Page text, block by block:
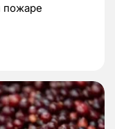
пожаре